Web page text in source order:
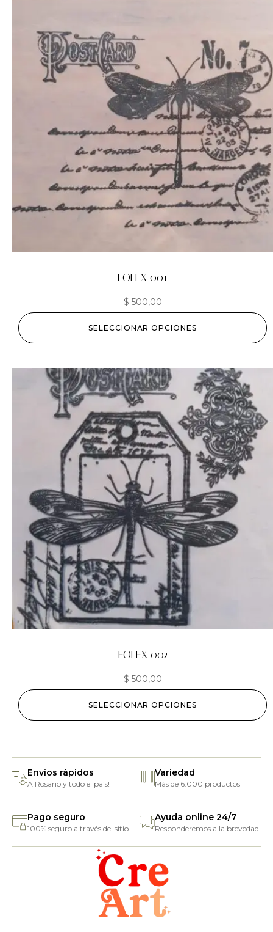
FOLEX 001
$ 500,00
SELECCIONAR OPCIONES
FOLEX 002
$ 500,00
SELECCIONAR OPCIONES
Envíos rápidos
A Rosario y todo el país!
Variedad
Más de 6.000 productos
Pago seguro
100% seguro a través del sitio
Ayuda online 24/7
Responderemos a la brevedad